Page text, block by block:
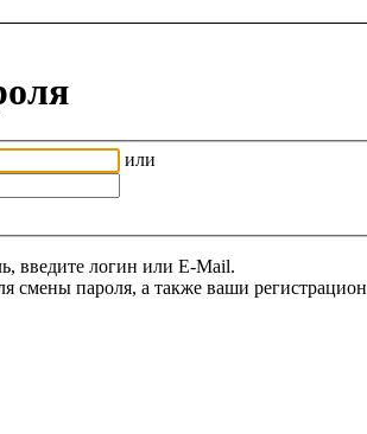
или
введите логин или E-Mail.
смены пароля, а также ваши